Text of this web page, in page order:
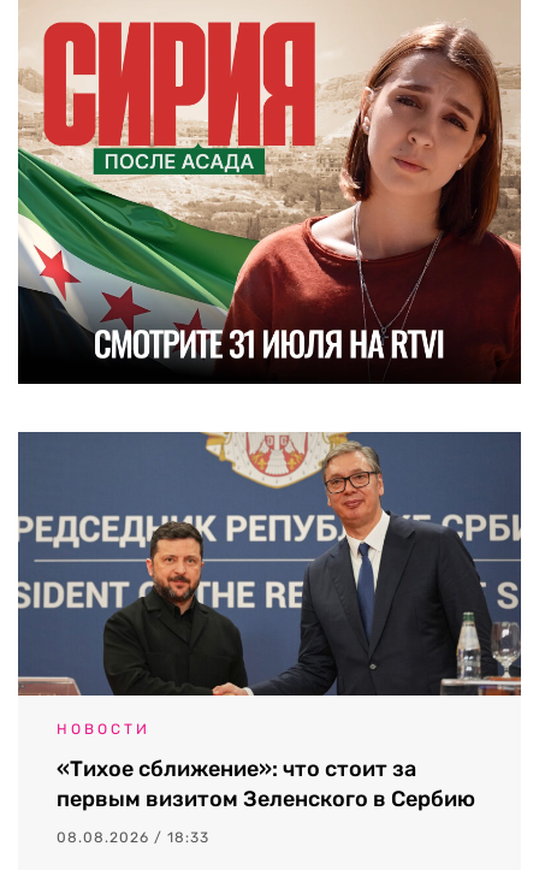
НОВОСТИ
«Тихое сближение»: что стоит за
первым визитом Зеленского в Сербию
08.08.2026 / 18:33